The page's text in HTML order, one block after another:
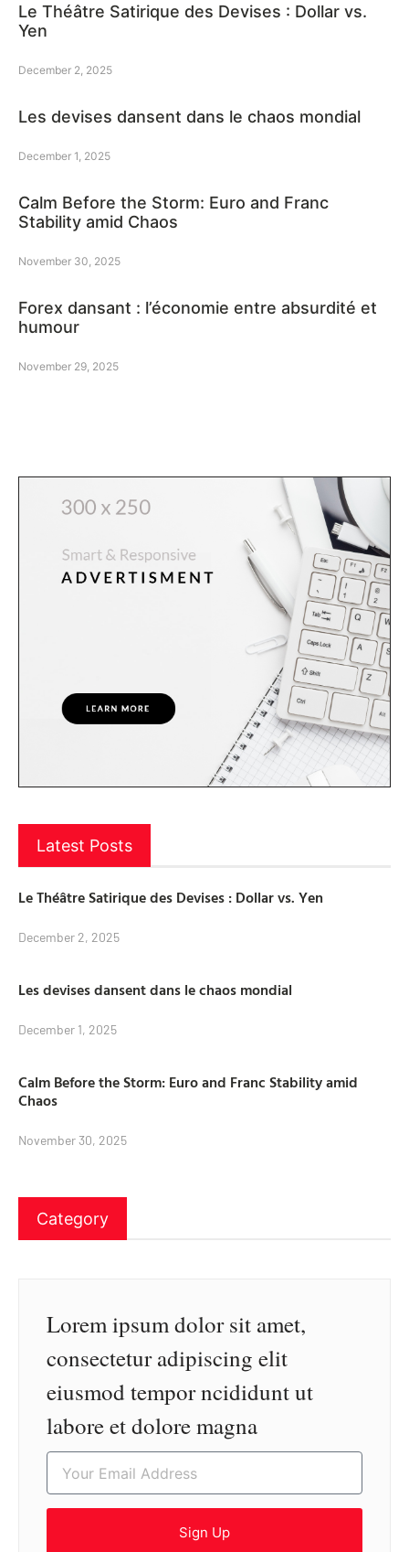
Le Théâtre Satirique des Devises : Dollar vs.
Yen
December 2, 2025
Les devises dansent dans le chaos mondial
December 1, 2025
Calm Before the Storm: Euro and Franc
Stability amid Chaos
November 30, 2025
Forex dansant : l’économie entre absurdité et
humour
November 29, 2025
Latest Posts
Le Théâtre Satirique des Devises : Dollar vs. Yen
December 2, 2025
Les devises dansent dans le chaos mondial
December 1, 2025
Calm Before the Storm: Euro and Franc Stability amid
Chaos
November 30, 2025
Category
Lorem ipsum dolor sit amet,
consectetur adipiscing elit
eiusmod tempor ncididunt ut
labore et dolore magna
Sign Up